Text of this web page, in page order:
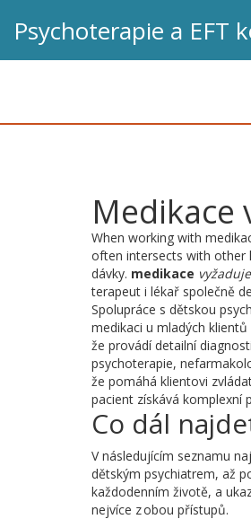
Medikace
When working with
often intersects with other
dávky. medikace vyžaduje
terapeut i lékař společně
Spolupráce s dětskou
medikaci u mladých
že provádí detailní
psychoterapie,
že pomáhá klientovi
pacient získává komplexní
Co dál
V následujícím seznamu
dětským psychiatrem, až
každodenním životě, a
nejvíce z obou přístupů.